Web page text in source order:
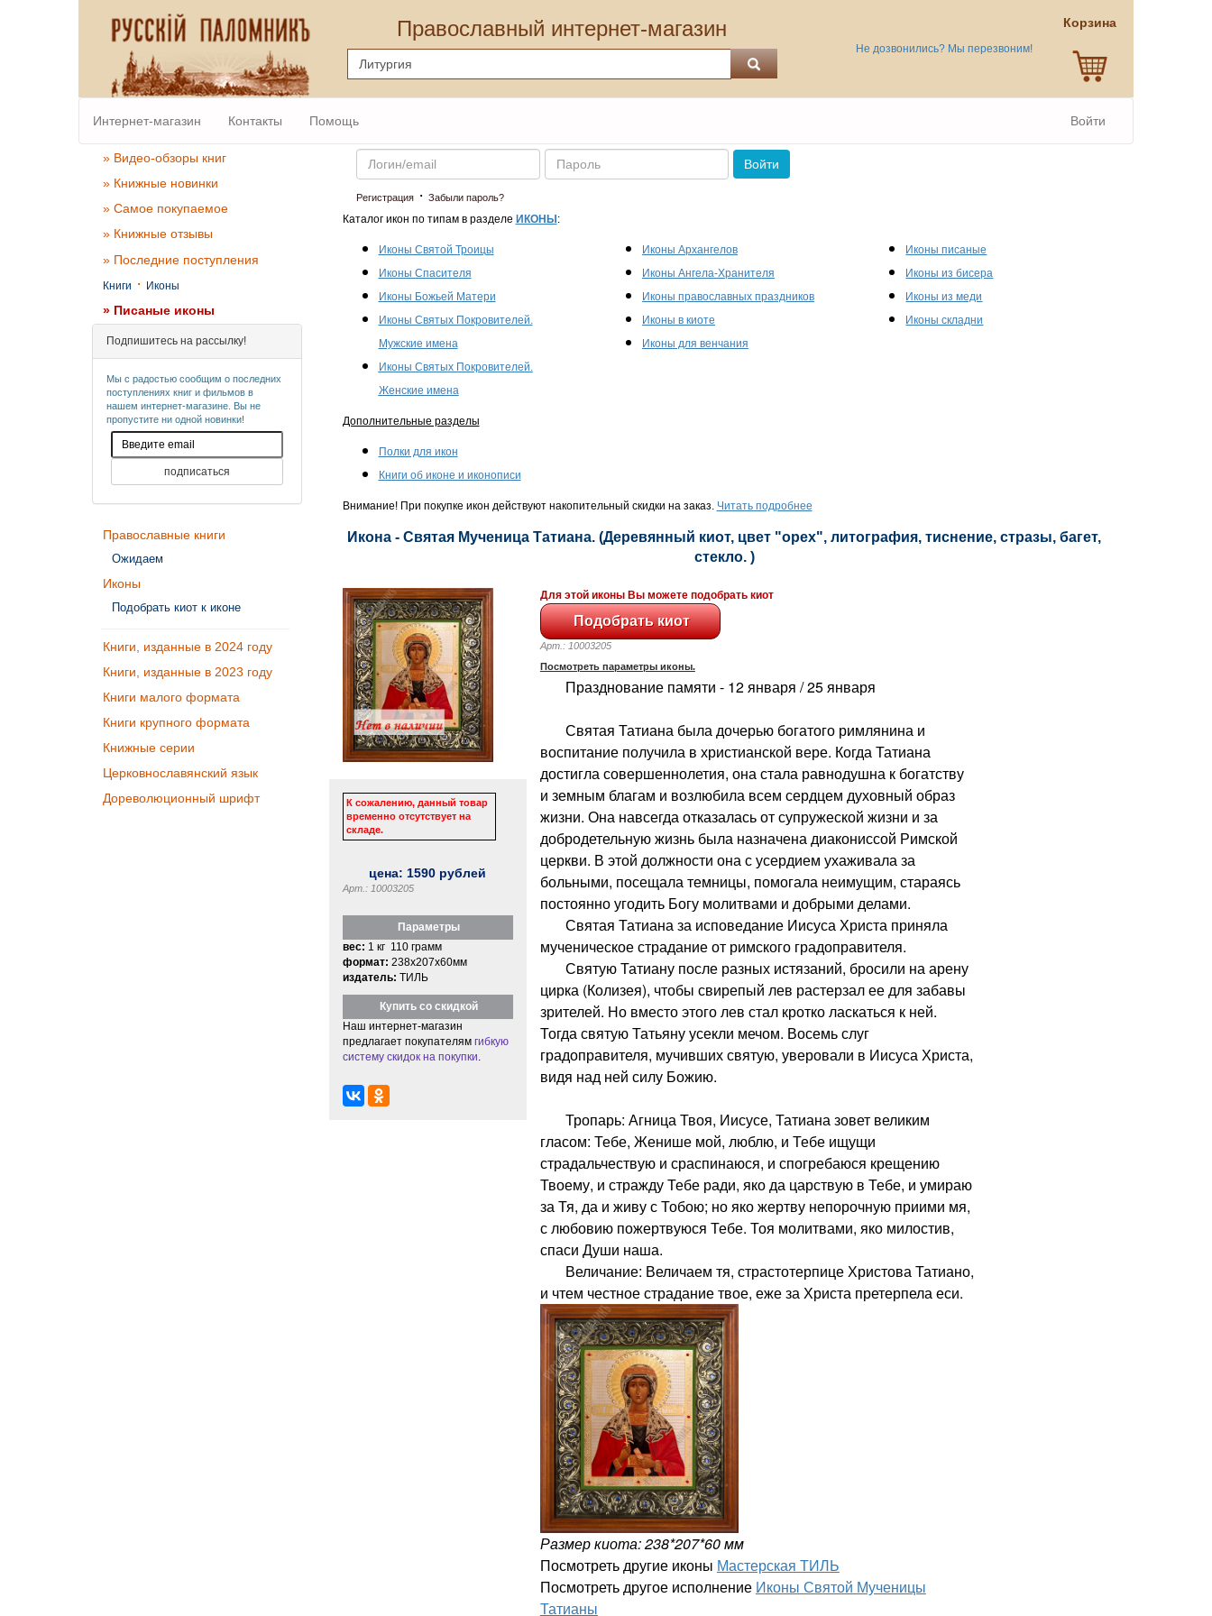
Православный интернет-магазин
Не дозвонились? Мы перезвоним!
Корзина
Интернет-магазин Контакты Помощь Войти
» Видео-обзоры книг
» Книжные новинки
» Самое покупаемое
» Книжные отзывы
» Последние поступления
Книги · Иконы
» Писаные иконы
Подпишитесь на рассылку!
Мы с радостью сообщим о последних
поступлениях книг и фильмов в
нашем интернет-магазине. Вы не
пропустите ни одной новинки!
Православные книги
Ожидаем
Иконы
Подобрать киот к иконе
Книги, изданные в 2024 году
Книги, изданные в 2023 году
Книги малого формата
Книги крупного формата
Книжные серии
Церковнославянский язык
Дореволюционный шрифт
Email Пароль
Войти
Регистрация· Забыли пароль?
Каталог икон по типам в разделе ИКОНЫ :
Иконы Святой Троицы
Иконы Спасителя
Иконы Божьей Матери
Иконы Святых Покровителей.
Мужские имена
Иконы Святых Покровителей.
Женские имена
Иконы Архангелов
Иконы Ангела-Хранителя
Иконы православных праздников
Иконы в киоте
Иконы для венчания
Иконы писаные
Иконы из бисера
Иконы из меди
Иконы складни
Дополнительные разделы
Полки для икон
Книги об иконе и иконописи
Внимание! При покупке икон действуют накопительный скидки на заказ. Читать подробнее
Икона - Святая Мученица Татиана. (Деревянный киот, цвет "орех", литография, тиснение, стразы, багет,
стекло. )
К сожалению, данный товар
временно отсутствует на
складе.
цена: 1590 рублей
Арт.: 10003205
Параметры
вес: 1 кг 110 грамм
формат: 238x207x60мм
издатель: ТИЛЬ
Купить со скидкой
Наш интернет-магазин
предлагает покупателям гибкую
систему скидок на покупки
Для этой иконы Вы можете подобрать киот
Арт.: 10003205
Посмотреть параметры иконы.
Празднование памяти - 12 января / 25 января
Святая Татиана была дочерью богатого римлянина и
воспитание получила в христианской вере. Когда Татиана
достигла совершеннолетия, она стала равнодушна к богатству
и земным благам и возлюбила всем сердцем духовный образ
жизни. Она навсегда отказалась от супружеской жизни и за
добродетельную жизнь была назначена диакониссой Римской
церкви. В этой должности она с усердием ухаживала за
больными, посещала темницы, помогала неимущим, стараясь
постоянно угодить Богу молитвами и добрыми делами.
Святая Татиана за исповедание Иисуса Христа приняла
мученическое страдание от римского градоправителя.
Святую Татиану после разных истязаний, бросили на арену
цирка (Колизея), чтобы свирепый лев растерзал ее для забавы
зрителей. Но вместо этого лев стал кротко ласкаться к ней.
Тогда святую Татьяну усекли мечом. Восемь слуг
градоправителя, мучивших святую, уверовали в Иисуса Христа,
видя над ней силу Божию.
Тропарь: Агница Твоя, Иисусе, Татиана зовет великим
гласом: Тебе, Женише мой, люблю, и Тебе ищущи
страдальчествую и сраспинаюся, и спогребаюся крещению
Твоему, и стражду Тебе ради, яко да царствую в Тебе, и умираю
за Тя, да и живу с Тобою; но яко жертву непорочную приими мя,
с любовию пожертвуюся Тебе. Тоя молитвами, яко милостив,
спаси Души наша.
Величание: Величаем тя, страстотерпице Христова Татиано,
и чтем честное страдание твое, еже за Христа претерпела еси.
Размер киота: 238*207*60 мм
Посмотреть другие иконы Мастерская ТИЛЬ
Посмотреть другое исполнение Иконы Святой Мученицы
Татианы